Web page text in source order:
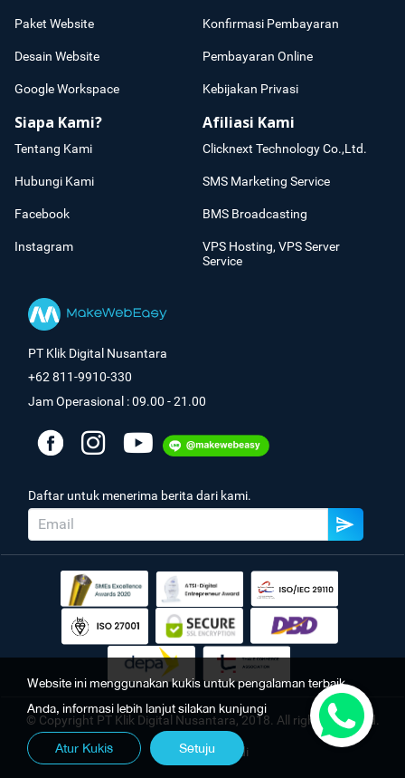
Paket Website
Desain Website
Google Workspace
Konfirmasi Pembayaran
Pembayaran Online
Kebijakan Privasi
Siapa Kami?
Tentang Kami
Hubungi Kami
Facebook
Instagram
Afiliasi Kami
Clicknext Technology Co.,Ltd.
SMS Marketing Service
BMS Broadcasting
VPS Hosting, VPS Server
Service
PT Klik Digital Nusantara
+62 811-9910-330
Jam Operasional : 09.00 - 21.00
Daftar untuk menerima berita dari kami.
© Copyright PT Klik Digital Nusantara, 2018. All rights reserved.
Kebijakan Pribadi
Website ini menggunakan kukis untuk pengalaman terbaik
Anda, informasi lebih lanjut silakan kunjungi
Atur Kukis Setuju